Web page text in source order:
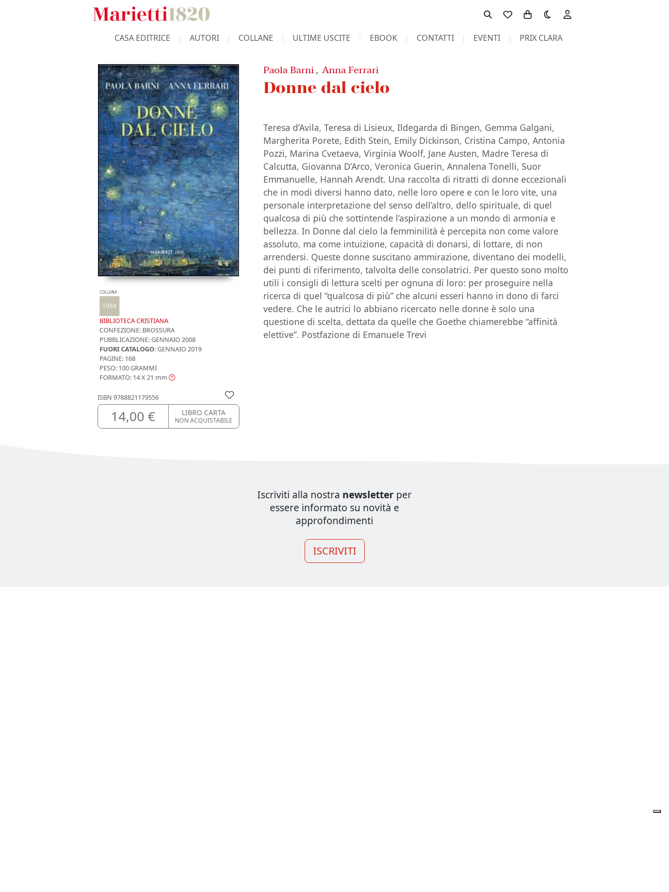
Toggle theme
CASA EDITRICE AUTORI COLLANE ULTIME USCITE EBOOK CONTATTI EVENTI PRIX CLARA
COLLANA
1069
BIBLIOTECA CRISTIANA
CONFEZIONE: BROSSURA
PUBBLICAZIONE:GENNAIO 2008
FUORI CATALOGO: GENNAIO 2019
PAGINE: 168
PESO: 100 GRAMMI
FORMATO: 14 X 21 mm
ISBN 9788821179556
14,00 € LIBRO CARTA
NON ACQUISTABILE
Paola Barni ,Anna Ferrari
Donne dal cielo
Teresa d’Avila, Teresa di Lisieux, Ildegarda di Bingen, Gemma Galgani,
Margherita Porete, Edith Stein, Emily Dickinson, Cristina Campo, Antonia
Pozzi, Marina Cvetaeva, Virginia Woolf, Jane Austen, Madre Teresa di
Calcutta, Giovanna D’Arco, Veronica Guerin, Annalena Tonelli, Suor
Emmanuelle, Hannah Arendt. Una raccolta di ritratti di donne eccezionali
che in modi diversi hanno dato, nelle loro opere e con le loro vite, una
personale interpretazione del senso dell’altro, dello spirituale, di quel
qualcosa di più che sottintende l’aspirazione a un mondo di armonia e
bellezza. In Donne dal cielo la femminilità è percepita non come valore
assoluto, ma come intuizione, capacità di donarsi, di lottare, di non
arrendersi. Queste donne suscitano ammirazione, diventano dei modelli,
dei punti di riferimento, talvolta delle consolatrici. Per questo sono molto
utili i consigli di lettura scelti per ognuna di loro: per proseguire nella
ricerca di quel “qualcosa di più” che alcuni esseri hanno in dono di farci
vedere. Che le autrici lo abbiano ricercato nelle donne è solo una
questione di scelta, dettata da quelle che Goethe chiamerebbe “affinità
elettive”. Postfazione di Emanuele Trevi
Iscriviti alla nostra newsletter per
essere informato su novità e
approfondimenti
ISCRIVITI